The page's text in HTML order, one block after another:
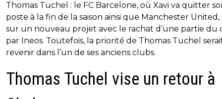
Thomas Tuchel : le FC Barcelone, où Xavi va quitter
poste à la fin de la saison ainsi que Manchester
sur un nouveau projet avec le rachat d’une partie du
par Ineos. Toutefois, la priorité de Thomas Tuchel
revenir dans l’un de ses anciens clubs.
Thomas Tuchel vise un retour à